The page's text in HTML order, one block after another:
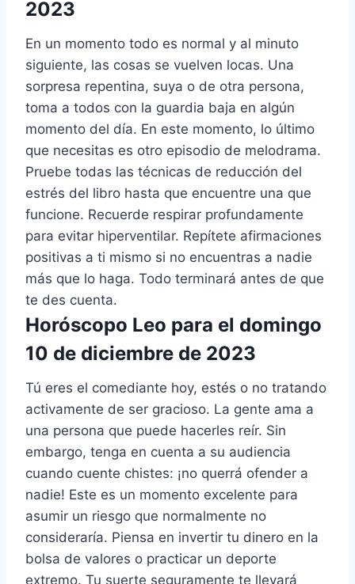
2023
En un momento todo es normal y al minuto
siguiente, las cosas se vuelven locas. Una
sorpresa repentina, suya o de otra persona,
toma a todos con la guardia baja en algún
momento del día. En este momento, lo último
que necesitas es otro episodio de melodrama.
Pruebe todas las técnicas de reducción del
estrés del libro hasta que encuentre una que
funcione. Recuerde respirar profundamente
para evitar hiperventilar. Repítete afirmaciones
positivas a ti mismo si no encuentras a nadie
más que lo haga. Todo terminará antes de que
te des cuenta.
Horóscopo Leo para el domingo
10 de diciembre de 2023
Tú eres el comediante hoy, estés o no tratando
activamente de ser gracioso. La gente ama a
una persona que puede hacerles reír. Sin
embargo, tenga en cuenta a su audiencia
cuando cuente chistes: ¡no querrá ofender a
nadie! Este es un momento excelente para
asumir un riesgo que normalmente no
consideraría. Piensa en invertir tu dinero en la
bolsa de valores o practicar un deporte
extremo. Tu suerte seguramente te llevará